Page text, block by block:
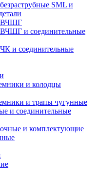
SML и
ВЧШГ
и соединительные
и соединительные
и колодцы
и трапы чугунные
и соединительные
и комплектующие